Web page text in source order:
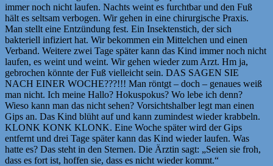
immer noch nicht laufen. Nachts weint es furchtbar und den Fuß
hält es seltsam verbogen. Wir gehen in eine chirurgische Praxis.
Man stellt eine Entzündung fest. Ein Insektenstich, der sich
bakteriell infiziert hat. Wir bekommen ein Mittelchen und einen
Verband. Weitere zwei Tage später kann das Kind immer noch nicht
laufen, es weint und weint. Wir gehen wieder zum Arzt. Hm ja,
gebrochen könnte der Fuß vielleicht sein. DAS SAGEN SIE
NACH EINER WOCHE???!!! Man röntgt – doch – genaues weiß
man nicht. Ich meine Hallo? Hokuspokus? Wo lebe ich denn?
Wieso kann man das nicht sehen? Vorsichtshalber legt man einen
Gips an. Das Kind blüht auf und kann zumindest wieder krabbeln.
KLONK KONK KLONK. Eine Woche später wird der Gips
entfernt und drei Tage später kann das Kind wieder laufen. Was
hatte es? Das steht in den Sternen. Die Ärztin sagt: „Seien sie froh,
dass es fort ist, hoffen sie, dass es nicht wieder kommt.“